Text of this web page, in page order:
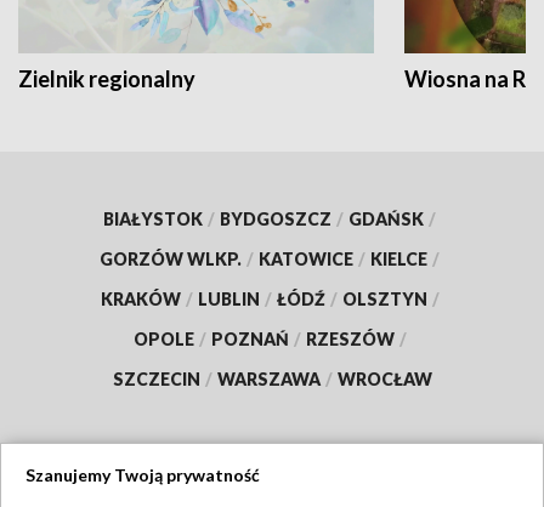
Zielnik regionalny Wiosna na
BIAŁYSTOK / BYDGOSZCZ / GDAŃSK /
GORZÓW WLKP. / KATOWICE / KIELCE /
KRAKÓW / LUBLIN / ŁÓDŹ / OLSZTYN /
OPOLE / POZNAŃ / RZESZÓW /
SZCZECIN / WARSZAWA / WROCŁAW
Szanujemy Twoją prywatność